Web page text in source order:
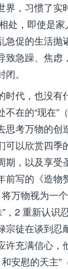
界，习惯了实
处，即使是
急促的生活抛
致急躁、焦虑
。
时代，也没有
不在的“现在”
思考万物的创
可以欣赏四季
期，以及享受
前写的《造物
万物视为一
”，2 重新认识
宗徒在谈到忍
许充满信心，
安慰的天主”